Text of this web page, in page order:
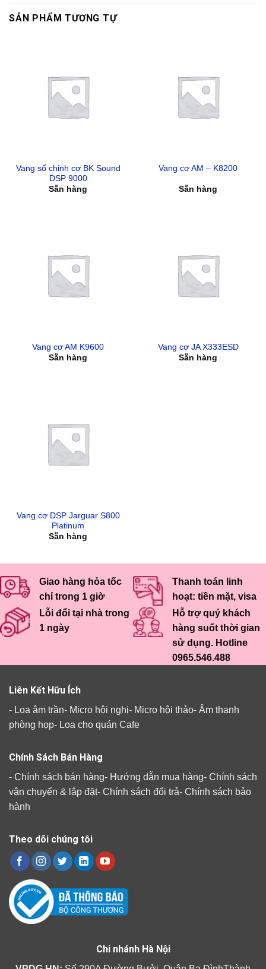
SẢN PHẨM TƯƠNG TỰ
Vang số chỉnh cơ BK Sound
DSP 9000
Sẵn hàng
Vang cơ AM – K8200
Sẵn hàng
Vang cơ AM K9600
Sẵn hàng
Vang cơ JA X333ESD
Sẵn hàng
Vang cơ DSP Jarguar S800
Platinum
Sẵn hàng
Giao hàng hỏa tốc
chỉ trong 1 giờ
Thanh toán linh
hoạt: tiền mặt, visa
Lỗi đổi tại nhà trong
1 ngày
Hỗ trợ quý khách
hàng suốt thời gian
sử dụng. Hotline
0965.546.488
Liên Kết Hữu Ích
- Loa âm trần- Micro hội nghị- Micro hội thảo- Âm thanh
phòng họp- Loa cho quán Cafe
Chính Sách Bán Hàng
- Chính sách bán hàng- Hướng dẫn mua hàng- Chính sách
vận chuyển & lắp đặt- Chính sách đổi trả- Chính sách bảo
hành
Theo dõi chúng tôi
Chi nhánh Hà Nội